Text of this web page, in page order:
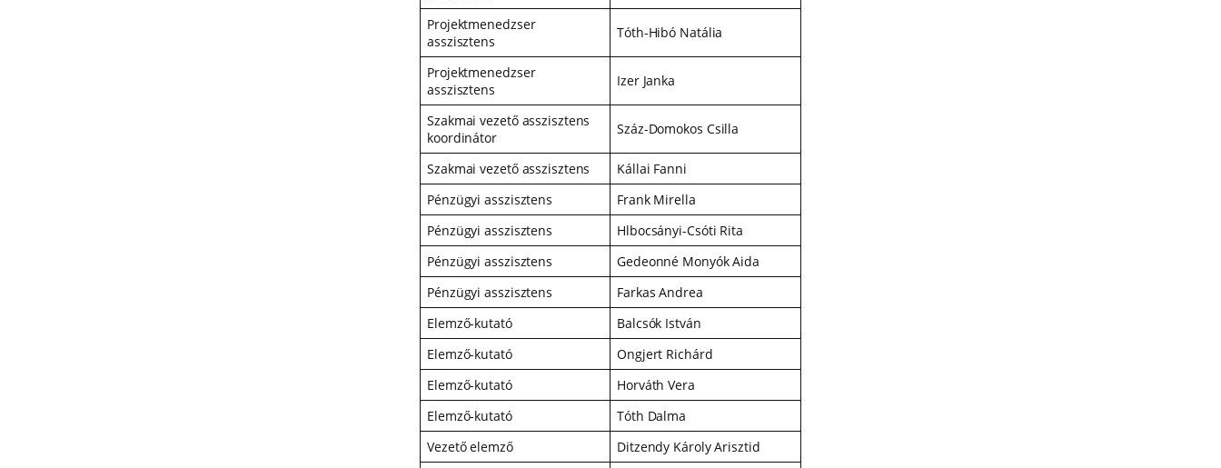
Projektmenedzser
asszisztens
Tóth-Hibó Natália
Projektmenedzser
asszisztens
Izer Janka
Szakmai vezető asszisztens
koordinátor
Száz-Domokos Csilla
Szakmai vezető asszisztens
Kállai Fanni
Pénzügyi asszisztens
Frank Mirella
Pénzügyi asszisztens
Hlbocsányi-Csóti Rita
Pénzügyi asszisztens
Gedeonné Monyók Aida
Pénzügyi asszisztens
Farkas Andrea
Elemző-kutató
Balcsók István
Elemző-kutató
Ongjert Richárd
Elemző-kutató
Horváth Vera
Elemző-kutató
Tóth Dalma
Vezető elemző
Ditzendy Károly Arisztid